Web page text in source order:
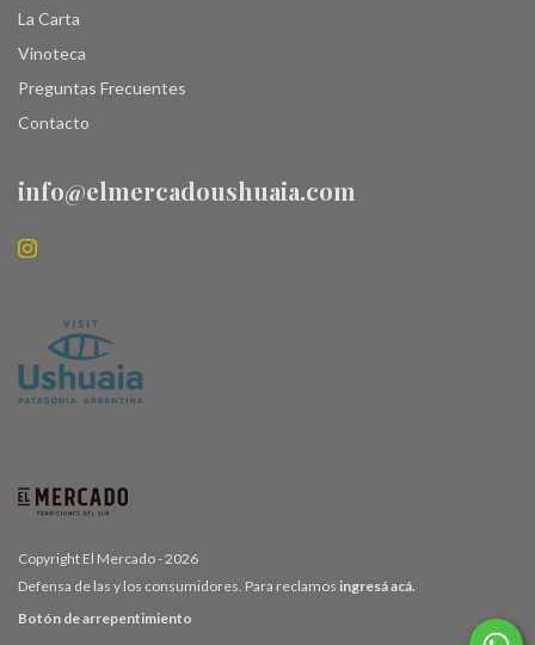
La Carta
Vinoteca
Preguntas Frecuentes
Contacto
info@elmercadoushuaia.com
Copyright El Mercado - 2026
Defensa de las y los consumidores. Para reclamos ingresá acá.
Botón de arrepentimiento